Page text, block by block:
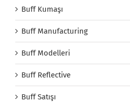
Buff Kumaşı
Buff Manufacturing
Buff Modelleri
Buff Reflective
Buff Satışı